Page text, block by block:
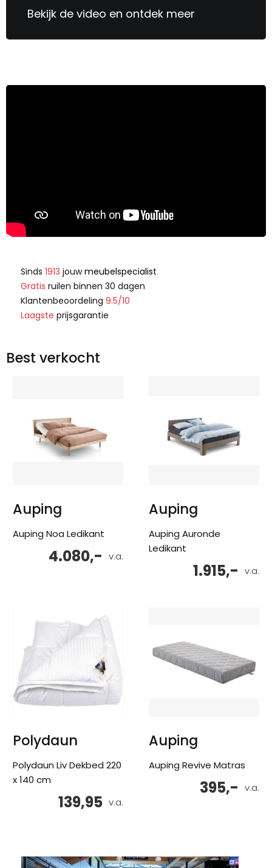
Bekijk de video en ontdek meer
Sinds 1913 jouwmeubelspecialist
Gratis ruilen binnen 30 dagen
Klantenbeoordeling 9.5/10
Laagste prijsgarantie
Best verkocht
Auping
Auping Noa Ledikant
v.a.
4.080,-
Auping
Auping Auronde
Ledikant
v.a.
1.915,-
Polydaun
Polydaun Liv Dekbed 220
x 140 cm
v.a.
139,95
Auping
Auping Revive Matras
v.a.
395,-